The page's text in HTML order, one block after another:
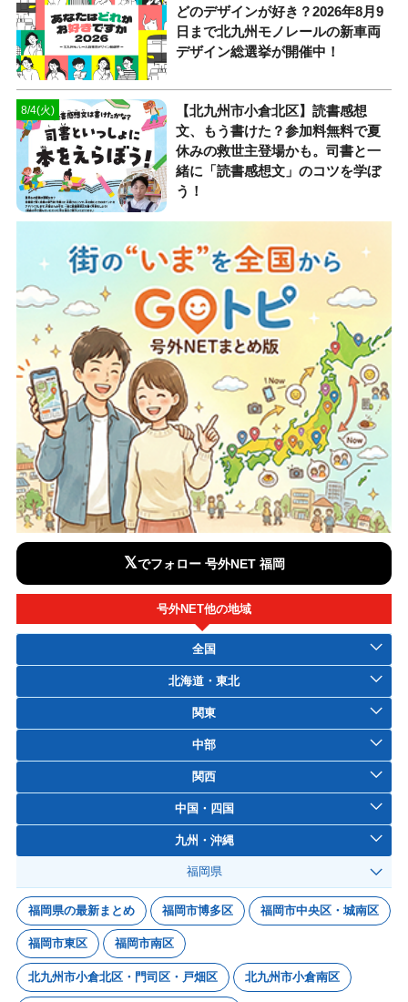
どのデザインが好き？2026年8月9
日まで北九州モノレールの新車両
デザイン総選挙が開催中！
8/4(火)
【北九州市小倉北区】読書感想
文、もう書けた？参加料無料で夏
休みの救世主登場かも。司書と一
緒に「読書感想文」のコツを学ぼ
う！
𝕏でフォロー 号外NET 福岡
号外NET他の地域
全国
北海道・東北
関東
中部
関西
中国・四国
九州・沖縄
福岡県
福岡県の最新まとめ 福岡市博多区 福岡市中央区・城南区
福岡市東区 福岡市南区
北九州市小倉北区・門司区・戸畑区 北九州市小倉南区